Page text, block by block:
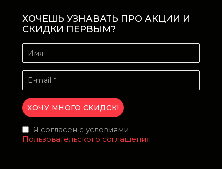
ХОЧЕШЬ УЗНАВАТЬ ПРО АКЦИИ И
СКИДКИ ПЕРВЫМ?
Я согласен с условиями
Пользовательского соглашения